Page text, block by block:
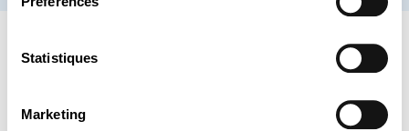
Statistiques
Marketing